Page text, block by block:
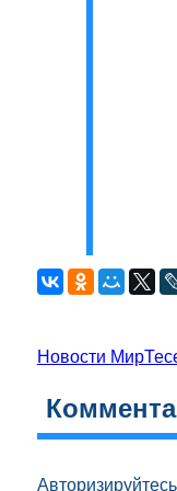
Новости
Авторизируйтесь